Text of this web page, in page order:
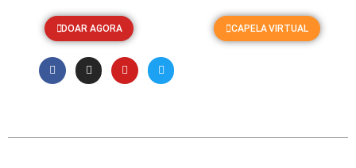
DOAR AGORA CAPELA VIRTUAL